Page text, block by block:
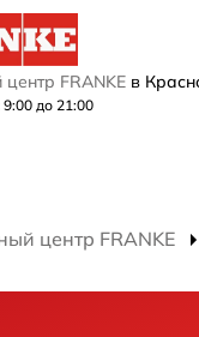
FRANKE в
до 21:00
центр FRANKE